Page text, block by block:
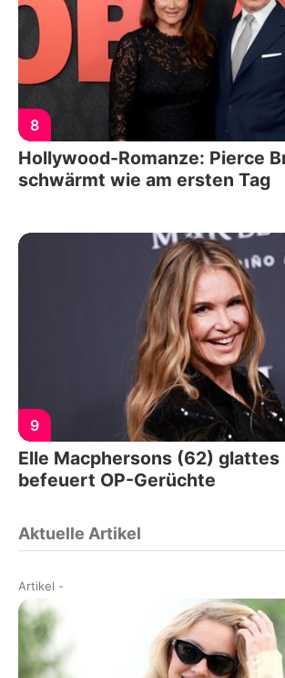
8
Hollywood-Romanze: Pierce
schwärmt wie am ersten Tag
9
Elle Macphersons (62) glattes
befeuert OP-Gerüchte
Aktuelle Artikel
Artikel -